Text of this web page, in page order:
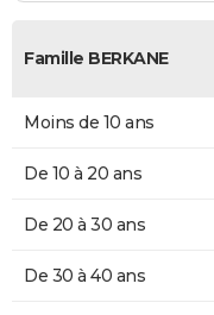
Famille BERKANE
Moins de 10 ans
De 10 à 20 ans
De 20 à 30 ans
De 30 à 40 ans